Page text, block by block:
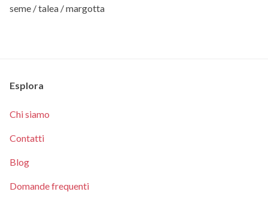
seme / talea / margotta
Esplora
Chi siamo
Contatti
Blog
Domande frequenti